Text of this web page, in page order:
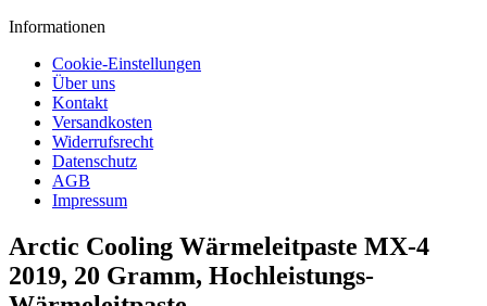
Informationen
Cookie-Einstellungen
Über uns
Kontakt
Versandkosten
Widerrufsrecht
Datenschutz
AGB
Impressum
Arctic Cooling Wärmeleitpaste MX-4
2019, 20 Gramm, Hochleistungs-